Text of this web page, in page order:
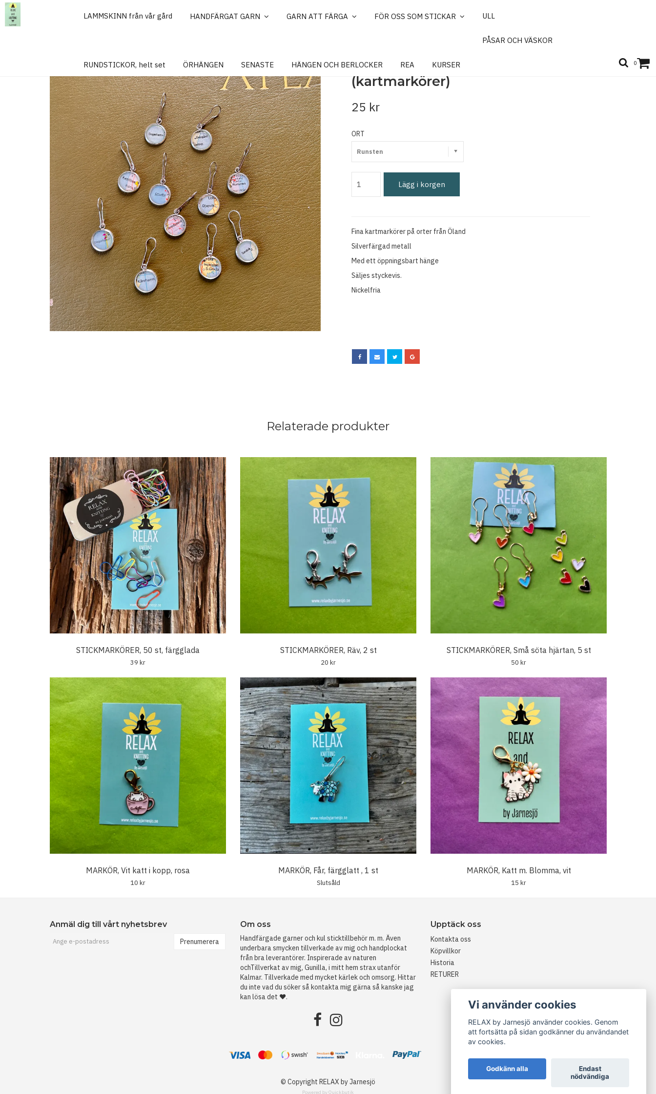
MARKÖR, Olika orter, Öland
(kartmarkörer)
25 kr
ORT
Runsten
Lägg i korgen
Fina kartmarkörer på orter från Öland
Silverfärgad metall
Med ett öppningsbart hänge
Säljes styckevis.
Nickelfria
Relaterade produkter
STICKMARKÖRER, 50 st, färgglada
39 kr
STICKMARKÖRER, Räv, 2 st
20 kr
STICKMARKÖRER, Små söta hjärtan, 5 st
50 kr
MARKÖR, Vit katt i kopp, rosa
10 kr
MARKÖR, Får, färgglatt , 1 st
Slutsåld
MARKÖR, Katt m. Blomma, vit
15 kr
Anmäl dig till vårt nyhetsbrev
Prenumerera
Om oss
Handfärgade garner och kul sticktillbehör m. m. Även
underbara smycken tillverkade av mig och handplockat
från bra leverantörer. Inspirerade av naturen
ochTillverkat av mig, Gunilla, i mitt hem strax utanför
Kalmar. Tillverkade med mycket kärlek och omsorg. Hittar
du inte vad du söker så kontakta mig gärna så kanske jag
kan lösa det ❤️.
Upptäck oss
Kontakta oss
Köpvillkor
Historia
RETURER
© Copyright RELAX by Jarnesjö
Powered by Quickbutik
Vi använder cookies
RELAX by Jarnesjö använder cookies. Genom
att fortsätta på sidan godkänner du användandet
av cookies.
Godkänn alla
Endast
nödvändiga
LAMMSKINN från vår gård HANDFÄRGAT GARN GARN ATT FÄRGA FÖR OSS SOM STICKAR ULL
PÅSAR OCH VÄSKOR
RUNDSTICKOR, helt set ÖRHÄNGEN SENASTE HÄNGEN OCH BERLOCKER REA KURSER 0